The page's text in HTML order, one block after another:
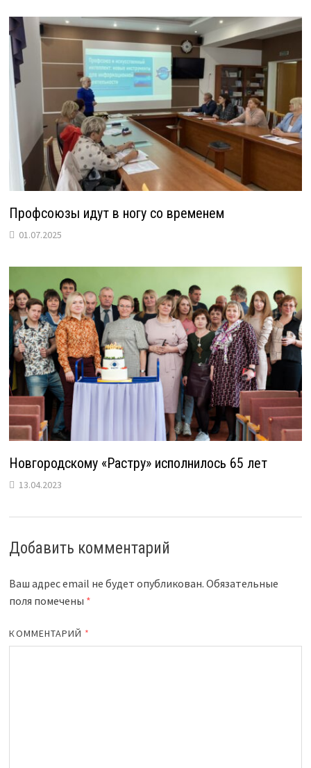
Профсоюзы идут в ногу со временем
01.07.2025
Новгородскому «Растру» исполнилось 65 лет
13.04.2023
Добавить комментарий
Ваш адрес email не будет опубликован. Обязательные
поля помечены *
КОММЕНТАРИЙ *